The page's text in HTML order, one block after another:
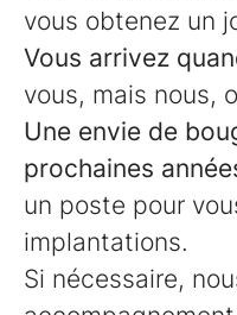
vous obtenez un
Vous arrivez
vous, mais nous,
Une envie de
prochaines
un poste pour
implantations.
Si nécessaire,